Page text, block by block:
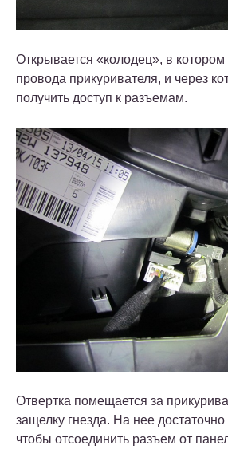
Открывается «колодец», в
провода прикуривателя, и через
получить доступ к разъемам.
Отвертка помещается за
защелку гнезда. На нее
чтобы отсоединить разъем от